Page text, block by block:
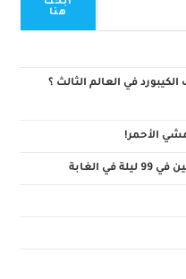
هنا
في العالم الثالث ؟
الأحمر!